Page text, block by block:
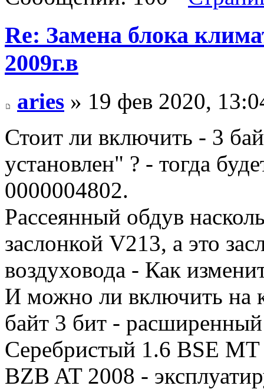
Re: Замена блока
2009г.в
aries » 19 фев 2020,
Стоит ли включить - 3
установлен" ? - тогда
0000004802.
Рассеянный обдув
заслонкой V213, а это
воздуховода - Как
И можно ли включить на
байт 3 бит -
Серебристый 1.6 BSE
BZB AT 2008 -